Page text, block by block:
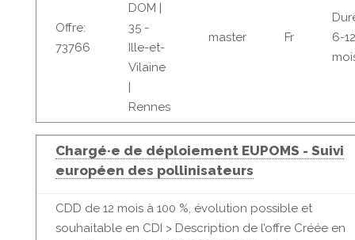
Offre:
73766
DOM |
35 -
Ille-et-
Vilaine
|
Rennes
master Fr
6-12
Chargé·e de déploiement EUPOMS - Suivi
européen des pollinisateurs
CDD de 12 mois à 100 %, évolution possible et
souhaitable en CDI > Description de l’offre Créée en